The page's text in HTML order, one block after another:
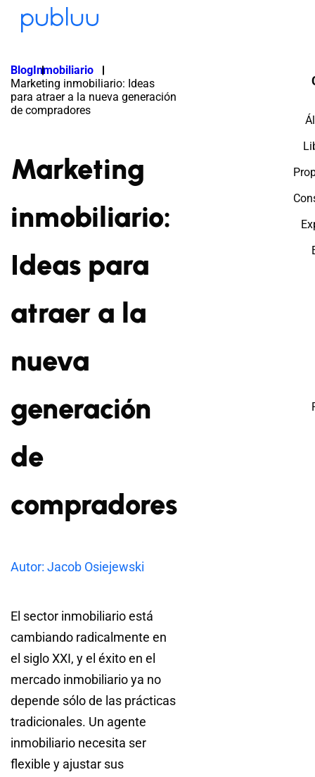
BlogInmobiliario
Marketing inmobiliario: Ideas
para atraer a la nueva generación
de compradores
Marketing
inmobiliario:
Ideas para
atraer a la
nueva
generación
de
compradores
Autor: Jacob Osiejewski
El sector inmobiliario está
cambiando radicalmente en
el siglo XXI, y el éxito en el
mercado inmobiliario ya no
depende sólo de las prácticas
tradicionales. Un agente
inmobiliario necesita ser
flexible y ajustar sus